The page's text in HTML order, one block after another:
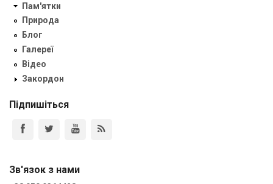
Пам'ятки
Природа
Блог
Галереї
Відео
Закордон
Підпишіться
Зв'язок з нами